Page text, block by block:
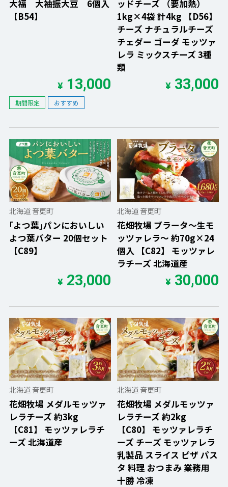
大福 大袖振大豆 6個入
【B54】
¥13,000
期間限定 おすすめ
ッドチーズ （要加熱）
1kg×4袋 計4kg 【D56】
チーズ ナチュラルチーズ
チェダー ゴーダ モッツァ
レラ ミックスチーズ 3種
類
¥33,000
北海道 音更町
｢よつ葉｣パンにおいしい
よつ葉バター 20個セット
【C89】
¥23,000
北海道 音更町
花畑牧場 ブラータ〜生モ
ッツァレラ〜 約70g×24
個入 【C82】 モッツァレ
ラチーズ 北海道産
¥30,000
北海道 音更町
花畑牧場 メダルモッツァ
レラチーズ 約3kg
【C81】 モッツァレラチ
ーズ 北海道産
北海道 音更町
花畑牧場 メダルモッツァ
レラチーズ 約2kg
【C80】 モッツァレラチ
ーズ チーズ モッツァレラ
乳製品 スライス ピザ パス
タ 料理 おつまみ 業務用
十勝 冷凍